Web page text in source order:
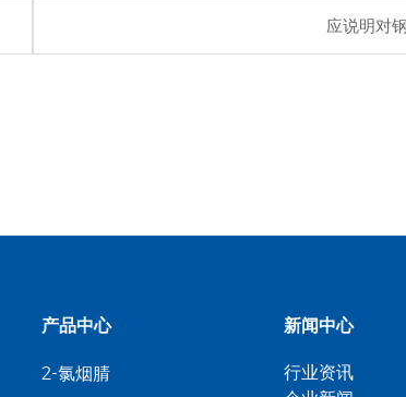
应说明对
产品中心
2-氯烟腈
新闻中心
行业资讯